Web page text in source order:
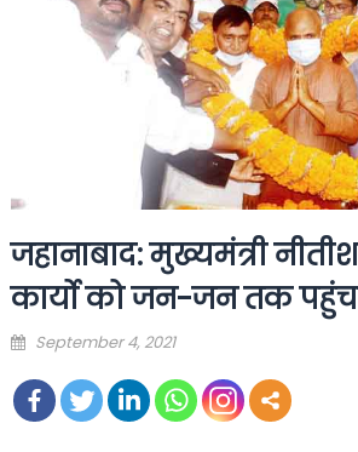
जहानाबाद: मुख्यमंत्री
कार्यो को जन-जन तक
Posted
September 4, 2021